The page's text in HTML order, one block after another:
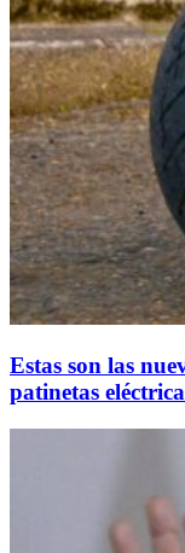
Estas son las
patinetas